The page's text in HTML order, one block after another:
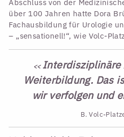
Abschluss von der
über 100 Jahren hatte Dora
Fachausbildung für Urologie
– „sensationell!“, wie Volc-
<< Interdisziplinäre
Weiterbildung. Das
wir verfolgen und
B. Volc-